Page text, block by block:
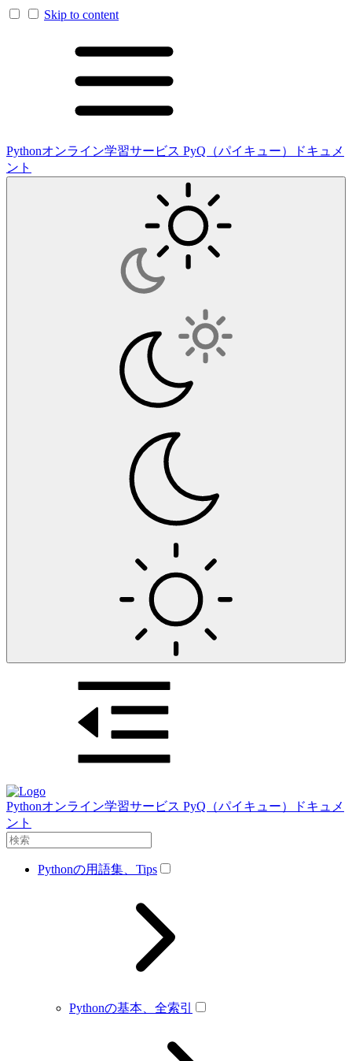
Skip to content
Pythonオンライン学習サービス PyQ（パイキュー）ドキュメ
ント
Pythonオンライン学習サービス PyQ（パイキュー）ドキュメ
ント
Pythonの用語集、Tips
Pythonの基本、全索引